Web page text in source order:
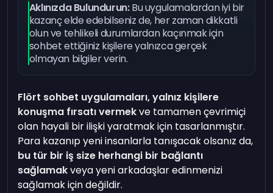
Aklınızda Bulundurun:Bu uygulamalardan iyi bir
kazanç elde edebilseniz de, her zaman dikkatli
olun ve tehlikeli durumlardan kaçınmak için
sohbet ettiğiniz kişilere yalnızca gerçek
olmayan bilgiler verin.
Flört sohbet uygulamaları, yalnız kişilere
konuşma fırsatı vermekve tamamen çevrimiçi
olan hayali bir ilişki yaratmak için tasarlanmıştır.
Para kazanıp yeni insanlarla tanışacak olsanız da,
bu tür bir iş size herhangi bir bağlantı
sağlamakveya yeni arkadaşlar edinmenizi
sağlamak için değildir.